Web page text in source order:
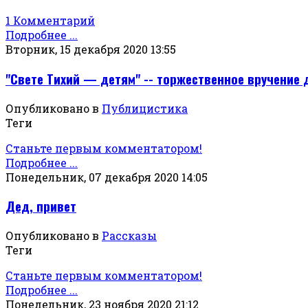
1 Комментарий
Подробнее ...
Вторник, 15 декабря 2020 13:55
"Свете Тихий — детям" -- торжественное вручение
Опубликовано в Публицистика
Теги
Станьте первым комментатором!
Подробнее ...
Понедельник, 07 декабря 2020 14:05
Дед, привет
Опубликовано в Рассказы
Теги
Станьте первым комментатором!
Подробнее ...
Понедельник, 23 ноября 2020 21:12